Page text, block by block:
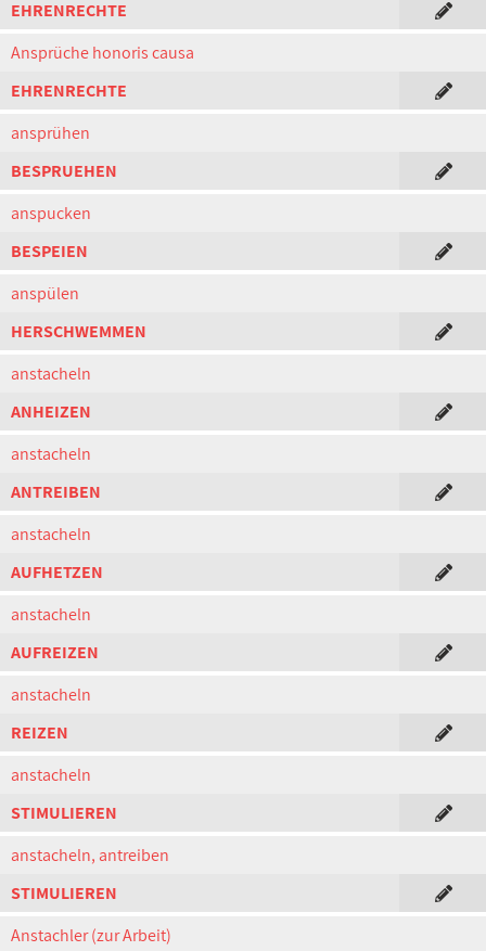
EHRENRECHTE
Ansprüche honoris causa
EHRENRECHTE
ansprühen
BESPRUEHEN
anspucken
BESPEIEN
anspülen
HERSCHWEMMEN
anstacheln
ANHEIZEN
anstacheln
ANTREIBEN
anstacheln
AUFHETZEN
anstacheln
AUFREIZEN
anstacheln
REIZEN
anstacheln
STIMULIEREN
anstacheln, antreiben
STIMULIEREN
Anstachler (zur Arbeit)